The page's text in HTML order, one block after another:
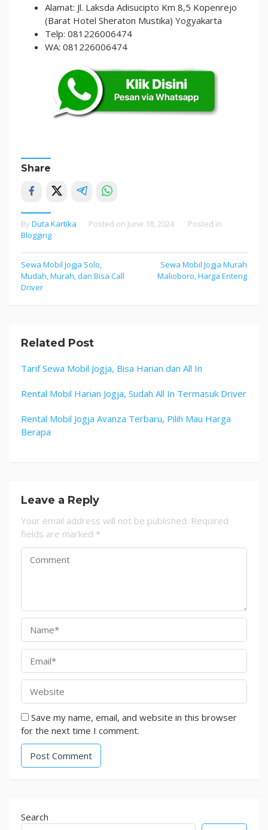
Alamat: Jl. Laksda Adisucipto Km 8,5 Kopenrejo
(Barat Hotel Sheraton Mustika) Yogyakarta
Telp: 081226006474
WA: 081226006474
Share
By Duta Kartika Posted on June 18, 2024
Posted in
Blogging
Post
navigation
Sewa Mobil Jogja Solo,
Mudah, Murah, dan Bisa Call
Driver
Sewa Mobil Jogja Murah
Malioboro, Harga Enteng
Related Post
Tarif Sewa Mobil Jogja, Bisa Harian dan All In
Rental Mobil Harian Jogja, Sudah All In Termasuk Driver
Rental Mobil Jogja Avanza Terbaru, Pilih Mau Harga
Berapa
Leave a Reply
Your email address will not be published. Required
fields are marked *
Save my name, email, and website in this browser
for the next time I comment.
Search